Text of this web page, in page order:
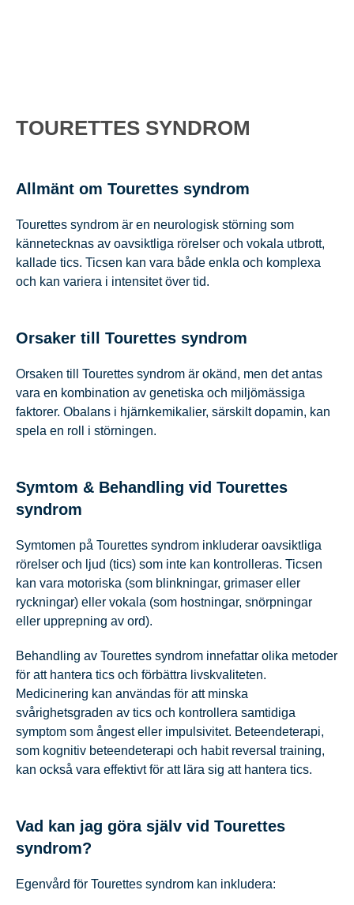
TOURETTES SYNDROM
Allmänt om Tourettes syndrom
Tourettes syndrom är en neurologisk störning som
kännetecknas av oavsiktliga rörelser och vokala utbrott,
kallade tics. Ticsen kan vara både enkla och komplexa
och kan variera i intensitet över tid.
Orsaker till Tourettes syndrom
Orsaken till Tourettes syndrom är okänd, men det antas
vara en kombination av genetiska och miljömässiga
faktorer. Obalans i hjärnkemikalier, särskilt dopamin, kan
spela en roll i störningen.
Symtom & Behandling vid Tourettes
syndrom
Symtomen på Tourettes syndrom inkluderar oavsiktliga
rörelser och ljud (tics) som inte kan kontrolleras. Ticsen
kan vara motoriska (som blinkningar, grimaser eller
ryckningar) eller vokala (som hostningar, snörpningar
eller upprepning av ord).
Behandling av Tourettes syndrom innefattar olika metoder
för att hantera tics och förbättra livskvaliteten.
Medicinering kan användas för att minska
svårighetsgraden av tics och kontrollera samtidiga
symptom som ångest eller impulsivitet. Beteendeterapi,
som kognitiv beteendeterapi och habit reversal training,
kan också vara effektivt för att lära sig att hantera tics.
Vad kan jag göra själv vid Tourettes
syndrom?
Egenvård för Tourettes syndrom kan inkludera: